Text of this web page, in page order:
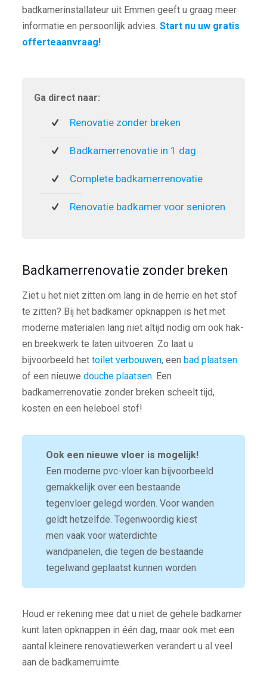
badkamerinstallateur uit Emmen geeft u graag meer
informatie en persoonlijk advies. Start nu uw gratis
offerteaanvraag!
Ga direct naar:
Renovatie zonder breken
Badkamerrenovatie in 1 dag
Complete badkamerrenovatie
Renovatie badkamer voor senioren
Badkamerrenovatie zonder breken
Ziet u het niet zitten om lang in de herrie en het stof
te zitten? Bij het badkamer opknappen is het met
moderne materialen lang niet altijd nodig om ook hak-
en breekwerk te laten uitvoeren. Zo laat u
bijvoorbeeld het toilet verbouwen, een bad plaatsen
of een nieuwe douche plaatsen. Een
badkamerrenovatie zonder breken scheelt tijd,
kosten en een heleboel stof!
Ook een nieuwe vloer is mogelijk!
Een moderne pvc-vloer kan bijvoorbeeld
gemakkelijk over een bestaande
tegenvloer gelegd worden. Voor wanden
geldt hetzelfde. Tegenwoordig kiest
men vaak voor waterdichte
wandpanelen, die tegen de bestaande
tegelwand geplaatst kunnen worden.
Houd er rekening mee dat u niet de gehele badkamer
kunt laten opknappen in één dag, maar ook met een
aantal kleinere renovatiewerken verandert u al veel
aan de badkamerruimte.